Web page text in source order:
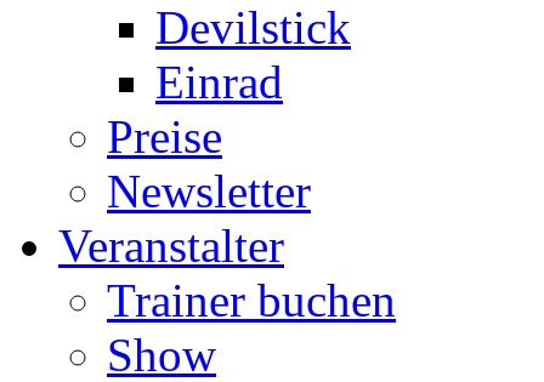
Devilstick
Einrad
Preise
Newsletter
Veranstalter
Trainer buchen
Show